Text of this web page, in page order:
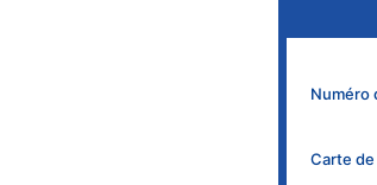
Numéro
Carte